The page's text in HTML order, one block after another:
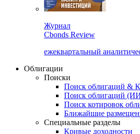
Журнал
Cbonds Review
ежеквартальный
Облигации
Поиски
Поиск облигаций &
Поиск облигаций
Поиск котировок
Ближайшие
Специальные разделы
Кривые доходности